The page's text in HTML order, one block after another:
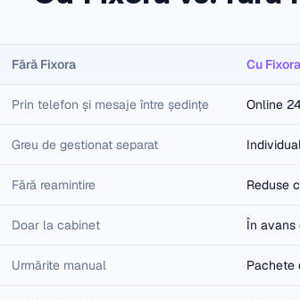
Fără Fixora Cu Fixora
Prin telefon și mesaje între ședințe Online
Greu de gestionat separat
Fără reamintire Reduse
Doar la cabinet În avans
Urmărite manual Pachete